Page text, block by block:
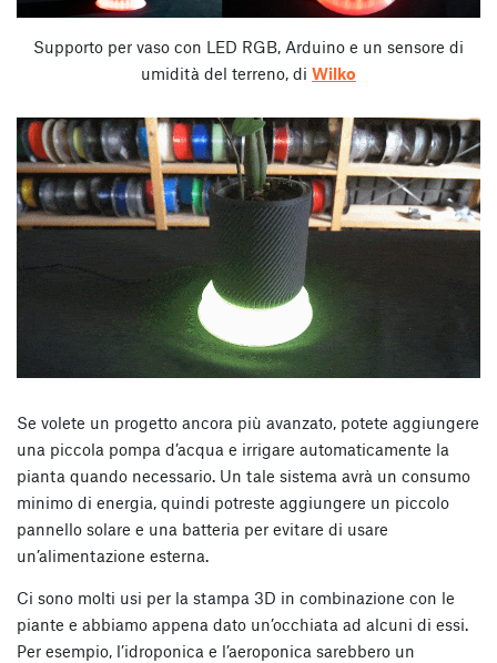
Supporto per vaso con LED RGB, Arduino e un sensore di
umidità del terreno, di Wilko
Se volete un progetto ancora più avanzato, potete aggiungere
una piccola pompa d’acqua e irrigare automaticamente la
pianta quando necessario. Un tale sistema avrà un consumo
minimo di energia, quindi potreste aggiungere un piccolo
pannello solare e una batteria per evitare di usare
un’alimentazione esterna.
Ci sono molti usi per la stampa 3D in combinazione con le
piante e abbiamo appena dato un’occhiata ad alcuni di essi.
Per esempio, l’idroponica e l’aeroponica sarebbero un